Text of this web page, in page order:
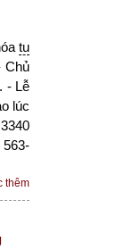
tu
Chủ
- Lễ
lúc
563-
thêm